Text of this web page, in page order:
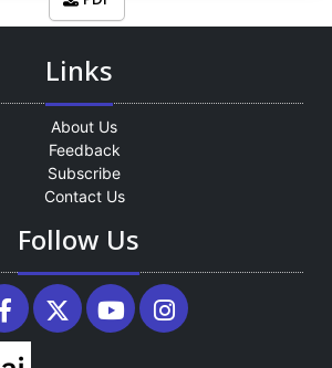
Links
About Us
Feedback
Subscribe
Contact Us
Follow Us